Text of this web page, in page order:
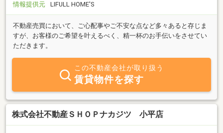
情報提供元
LIFULL HOME'S
不動産売買において、ご心配事やご不安な点など多々あると存じま
すが、お客様のご希望を叶えるべく、精一杯のお手伝いをさせてい
ただきます。
この不動産会社が取り扱う
賃貸物件を探す
株式会社不動産ＳＨＯＰナカジツ 小平店